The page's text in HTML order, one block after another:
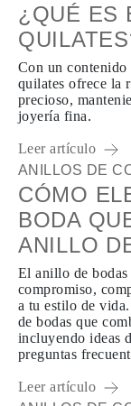
¿QUÉ ES
Con un
quilates ofrece la
precioso,
joyería fina.
Leer artículo
ANILLOS DE
CÓMO
BODA
ANILLO
El anillo de bodas
compromiso,
a tu estilo de
de bodas que
incluyendo ideas
preguntas
Leer artículo